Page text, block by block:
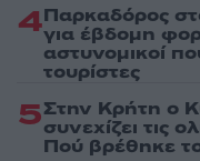
4Παρκαδόρος
για έβδομη
αστυνομικοί
τουρίστες
5Στην Κρήτη ο
συνεχίζει τις
Πού βρέθηκε